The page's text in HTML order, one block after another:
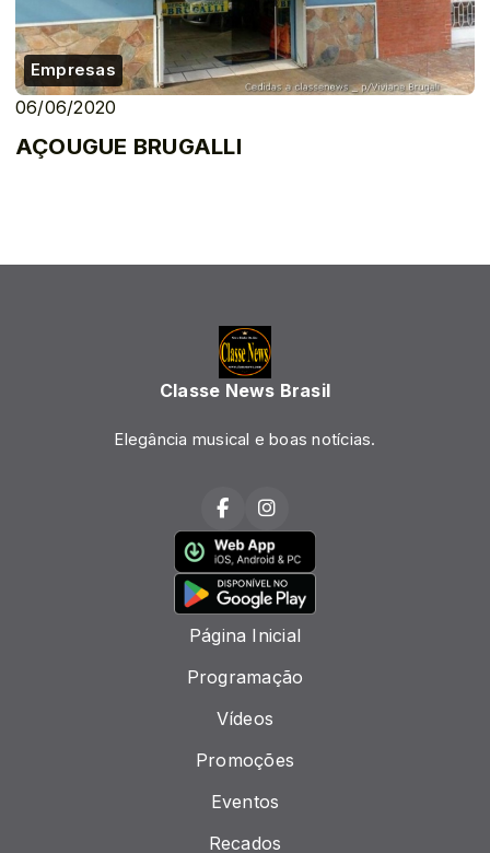
Empresas
06/06/2020
AÇOUGUE BRUGALLI
Classe News Brasil
Elegância musical e boas notícias.
Página Inicial
Programação
Vídeos
Promoções
Eventos
Recados